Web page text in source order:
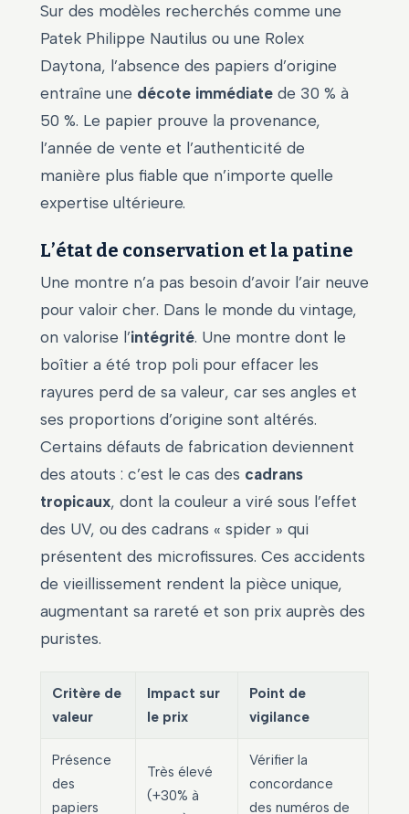
Sur des modèles recherchés comme une
Patek Philippe Nautilus ou une Rolex
Daytona, l’absence des papiers d’origine
entraîne une décote immédiate de 30 % à
50 %. Le papier prouve la provenance,
l’année de vente et l’authenticité de
manière plus fiable que n’importe quelle
expertise ultérieure.
L’état de conservation et la patine
Une montre n’a pas besoin d’avoir l’air neuve
pour valoir cher. Dans le monde du vintage,
on valorise l’intégrité. Une montre dont le
boîtier a été trop poli pour effacer les
rayures perd de sa valeur, car ses angles et
ses proportions d’origine sont altérés.
Certains défauts de fabrication deviennent
des atouts : c’est le cas des cadrans
tropicaux, dont la couleur a viré sous l’effet
des UV, ou des cadrans « spider » qui
présentent des microfissures. Ces accidents
de vieillissement rendent la pièce unique,
augmentant sa rareté et son prix auprès des
puristes.
Critère de
valeur
Impact sur
le prix
Point de
vigilance
Présence
des
papiers
Très élevé
(+30% à
Vérifier la
concordance
des numéros de